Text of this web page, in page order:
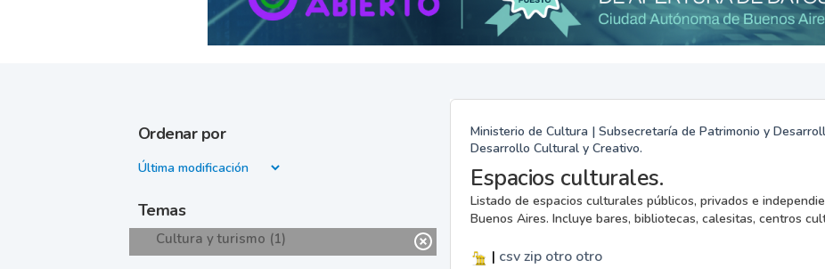
Ordenar por
Temas
Cultura y turismo (1)
Ministerio de Cultura | Subsecretaría de Patrimonio y
Desarrollo Cultural y Creativo.
Espacios culturales.
Listado de espacios culturales públicos, privados e
Buenos Aires. Incluye bares, bibliotecas, calesitas, centros
| csvzip otro otro